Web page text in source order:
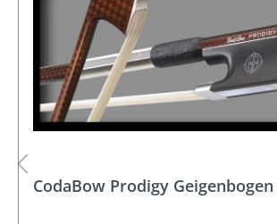
CodaBow Prodigy